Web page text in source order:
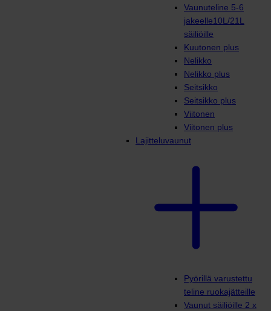
Vaunuteline 5-6
jakeelle10L/21L
säiliöille
Kuutonen plus
Nelikko
Nelikko plus
Seitsikko
Seitsikko plus
Viitonen
Viitonen plus
Lajitteluvaunut
Pyörillä varustettu
teline ruokajätteille
Vaunut säiliöille 2 x